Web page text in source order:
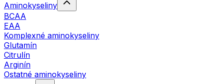
Aminokyseliny
BCAA
EAA
Komplexné aminokyseliny
Glutamín
Citrulín
Arginín
Ostatné aminokyseliny